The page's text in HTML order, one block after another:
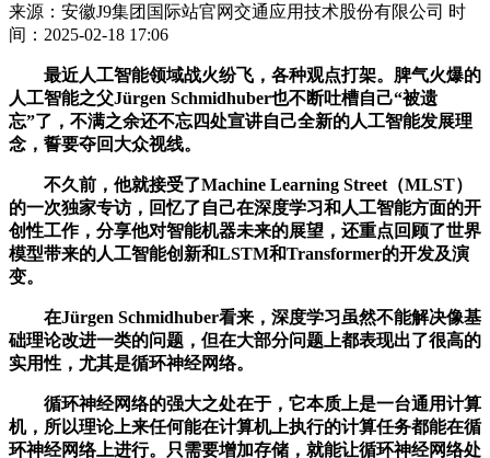
来源：安徽J9集团国际站官网交通应用技术股份有限公司 时
间：2025-02-18 17:06
最近人工智能领域战火纷飞，各种观点打架。脾气火爆的
人工智能之父Jürgen Schmidhuber也不断吐槽自己“被遗
忘”了，不满之余还不忘四处宣讲自己全新的人工智能发展理
念，誓要夺回大众视线。
不久前，他就接受了Machine Learning Street（MLST）
的一次独家专访，回忆了自己在深度学习和人工智能方面的开
创性工作，分享他对智能机器未来的展望，还重点回顾了世界
模型带来的人工智能创新和LSTM和Transformer的开发及演
变。
在Jürgen Schmidhuber看来，深度学习虽然不能解决像基
础理论改进一类的问题，但在大部分问题上都表现出了很高的
实用性，尤其是循环神经网络。
循环神经网络的强大之处在于，它本质上是一台通用计算
机，所以理论上来任何能在计算机上执行的计算任务都能在循
环神经网络上进行。只需要增加存储，就能让循环神经网络处